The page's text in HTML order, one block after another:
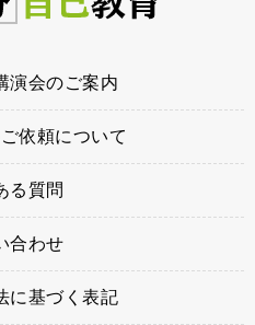
演会のご案内
依頼について
る質問
合わせ
に基づく表記